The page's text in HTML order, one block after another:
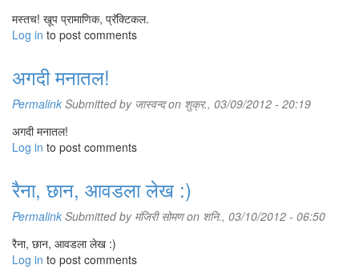
मस्तच! खूप प्रामाणिक, प्रॅक्टिकल.
Log in to post comments
अगदी मनातल!
Permalink Submitted by जास्वन्दon शुक्र., 03/09/2012 - 20:19
अगदी मनातल!
Log in to post comments
रैना, छान, आवडला लेख :)
Permalink Submitted by मंजिरी सोमणon शनि., 03/10/2012 - 06:50
रैना, छान, आवडला लेख :)
Log in to post comments